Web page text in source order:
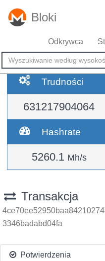
Bloki
Odkrywca
Trudności
631217904064
Hashrate
5260.1 Mh/s
Transakcja
3346badabd04fa
Potwierdzenia